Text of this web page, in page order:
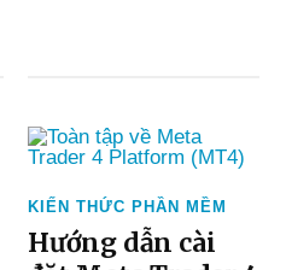
KIẾN THỨC PHẦN MỀM
Hướng dẫn cài